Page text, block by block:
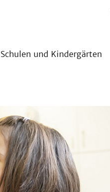
Schulen und Kindergärten